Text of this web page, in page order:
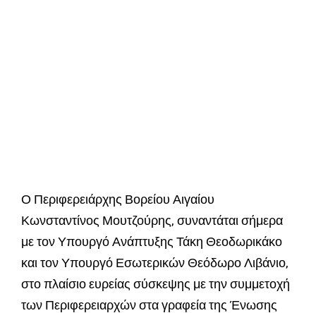
Ο Περιφερειάρχης Βορείου Αιγαίου
Κωνσταντίνος Μουτζούρης, συναντάται σήμερα
με τον Υπουργό Ανάπτυξης Τάκη Θεοδωρικάκο
και τον Υπουργό Εσωτερικών Θεόδωρο Λιβάνιο,
στο πλαίσιο ευρείας σύσκεψης με την συμμετοχή
των Περιφερειαρχών στα γραφεία της Ένωσης